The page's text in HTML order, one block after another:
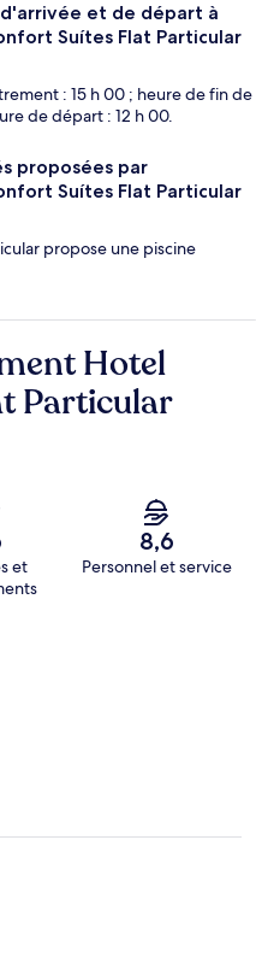
et de départ à
Suítes Flat Particular
: 15 h 00 ; heure de fin de
de départ : 12 h 00.
proposées par
Suítes Flat Particular
propose une piscine
Hotel
Particular
et
8,6
Personnel et service